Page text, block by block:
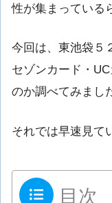
性が集まっている
今回は、東池袋５
セゾンカード・
のか調べてみまし
それでは早速見て
目次